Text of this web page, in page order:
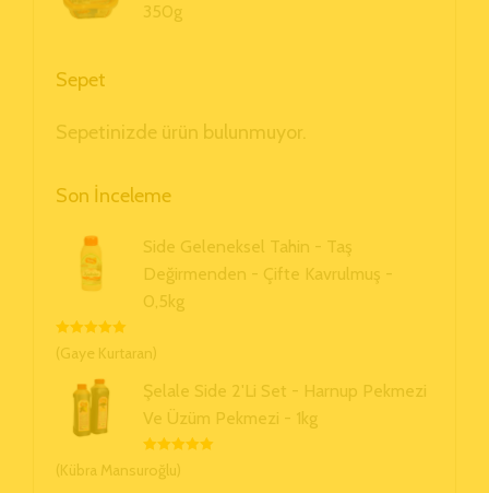
350g
Sepet
Sepetinizde ürün bulunmuyor.
Son İnceleme
Side Geleneksel Tahin - Taş
Değirmenden - Çifte Kavrulmuş -
0,5kg
5 Üzerinden
5Oy Aldı
(Gaye Kurtaran)
Şelale Side 2'li Set - Harnup Pekmezi
Ve Üzüm Pekmezi - 1kg
5 Üzerinden
5Oy Aldı
(Kübra Mansuroğlu)